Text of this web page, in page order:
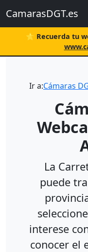
CamarasDGT.es
⭐ Recuerda tu
Ir a:Cámaras
La
puede
interese
conocer el